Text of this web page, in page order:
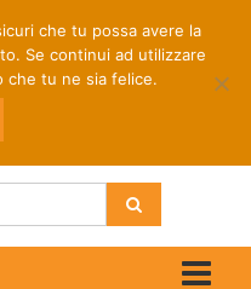
le ore 16 | Prezzi
riparazione
che tu possa avere la
Se continui ad utilizzare
che tu ne sia felice.